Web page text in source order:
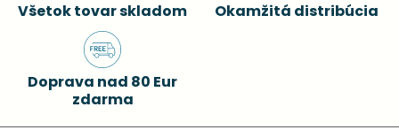
Všetok tovar skladom Okamžitá distribúcia
Doprava nad 80 Eur
zdarma